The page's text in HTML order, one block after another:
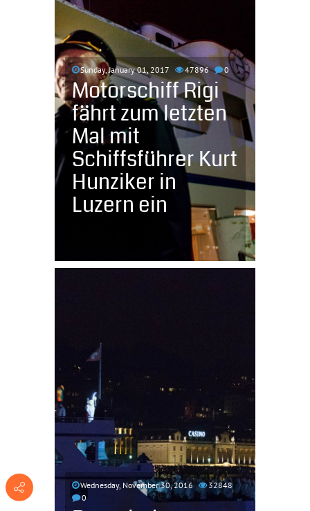
Sunday, January 01, 2017 47896 0
Motorschiff Rigi
fährt zum letzten
Mal mit
Schiffsführer Kurt
Hunziker in
Luzern ein
Wednesday, November 30, 2016
32848
0